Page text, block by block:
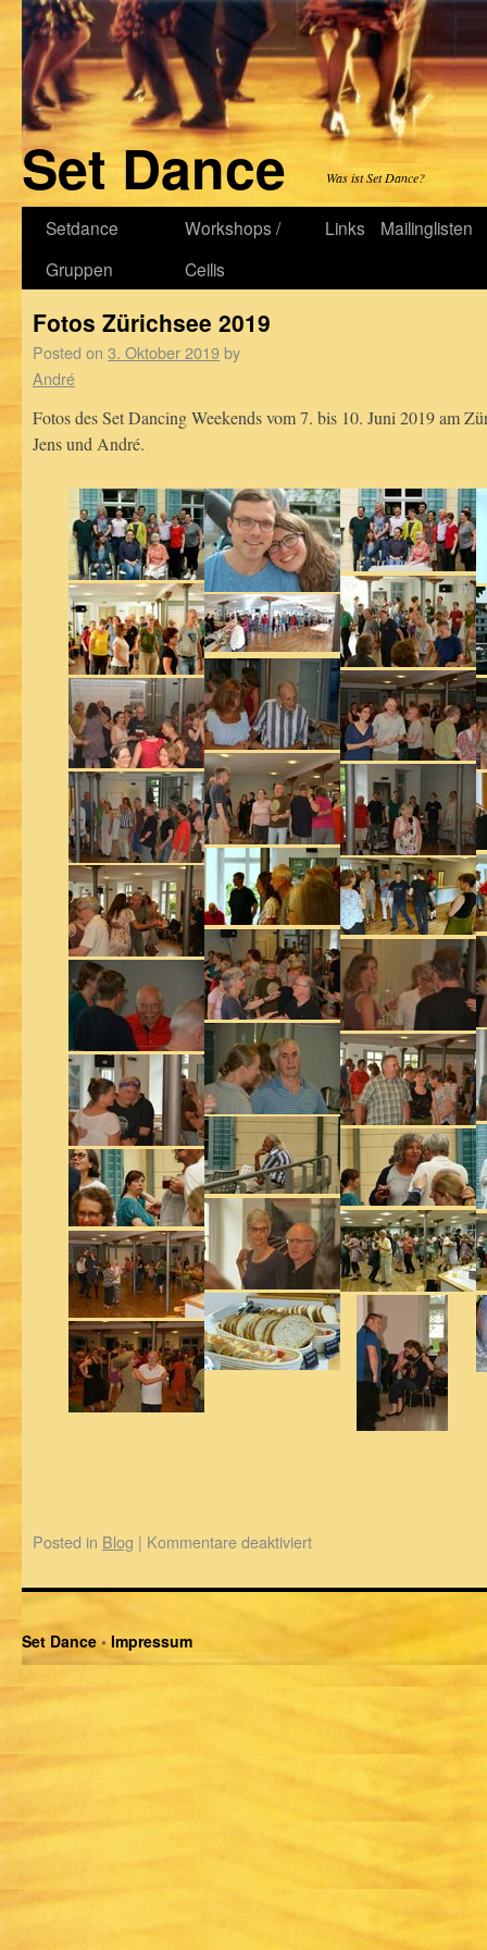
Set Dance Was ist Set Dance?
Setdance
Gruppen
Workshops /
Ceilis
Links Mailinglisten
Fotos Zürichsee 2019
Posted on 3. Oktober 2019by
André
Fotos des Set Dancing Weekends vom 7. bis 10. Juni 2019 am
Jens und André.
Posted in Blog | Kommentare deaktiviert
Set Dance• Impressum